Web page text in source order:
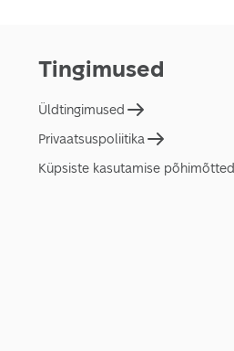
Tingimused
Üldtingimused
Privaatsuspoliitika
Küpsiste kasutamise põhimõtted